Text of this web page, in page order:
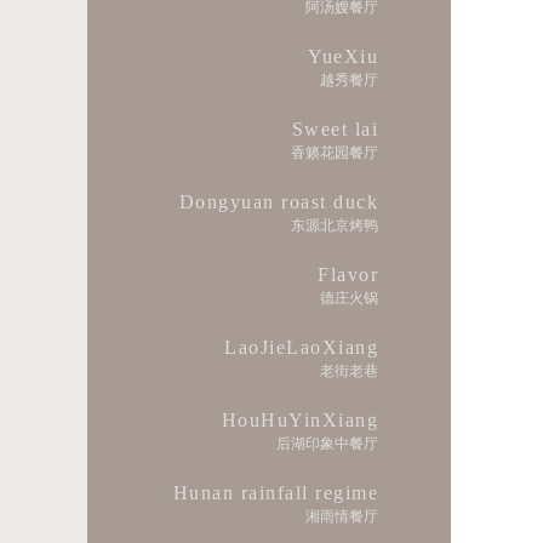
阿汤嫂餐厅
YueXiu
越秀餐厅
Sweet lai
香籁花园餐厅
Dongyuan roast duck
东源北京烤鸭
Flavor
德庄火锅
LaoJieLaoXiang
老街老巷
HouHuYinXiang
后湖印象中餐厅
Hunan rainfall regime
湘雨情餐厅